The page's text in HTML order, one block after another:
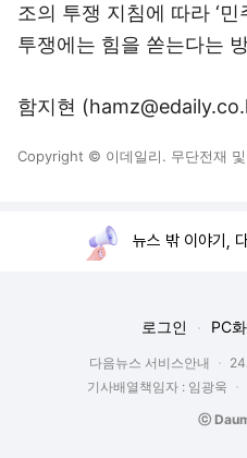
조의 투쟁 지침에 따라 ‘
투쟁에는 힘을 쏟는다는
함지현
Copyright © 이데일리. 무단전재 및
뉴스 밖 이야기,
로그인 PC
다음뉴스 서비스안내
기사배열책임자 : 임광욱
ⓒ